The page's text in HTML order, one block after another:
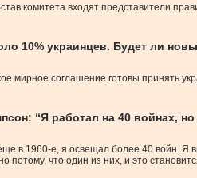
комитета входят представители
10% украинцев. Будет ли
мирное соглашение готовы принять
“Я работал на 40 войнах, но
в 1960-е, я освещал более 40 войн. Я
потому, что один из них, и это